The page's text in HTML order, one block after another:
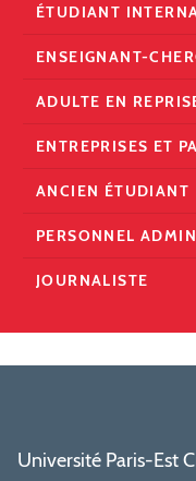
ÉTUDIANT
ENSEIGNANT-
ADULTE EN
ENTREPRISES ET
ANCIEN ÉTUDIANT
PERSONNEL
JOURNALISTE
Université Paris-Est